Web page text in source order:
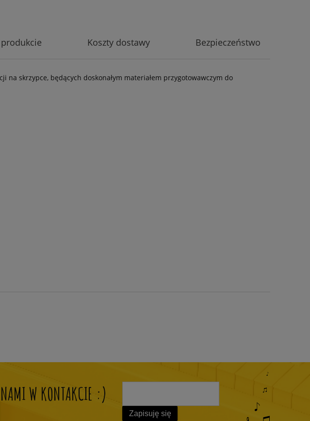
Koszty dostawy Bezpieczeństwo
skrzypce, będących doskonałym materiałem przygotowawczym do
NAMI W KONTAKCIE :)
Zapisuję się